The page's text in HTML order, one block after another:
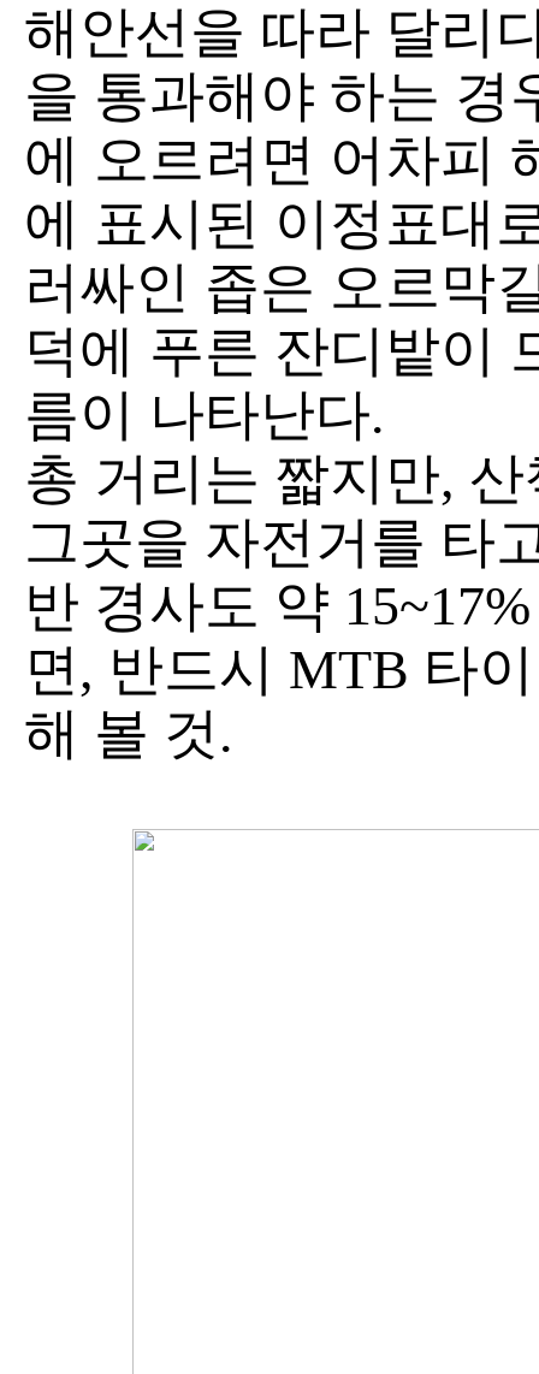
해안선을 따라 달리
을 통과해야 하는 경
에 오르려면 어차피
에 표시된 이정표대
러싸인 좁은 오르막
덕에 푸른 잔디밭이
름이 나타난다.
총 거리는 짧지만,
그곳을 자전거를 타
반 경사도 약
면, 반드시 MTB 타
해 볼 것.